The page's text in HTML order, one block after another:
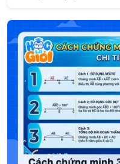
Học là Giỏi sẽ hướng dẫn
đường trung trực dựa
với cuộc sống, kèm ví dụ
con dễ dàng ôn tập và